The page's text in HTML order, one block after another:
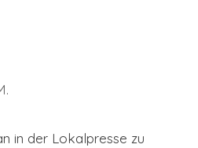
in der Lokalpresse zu